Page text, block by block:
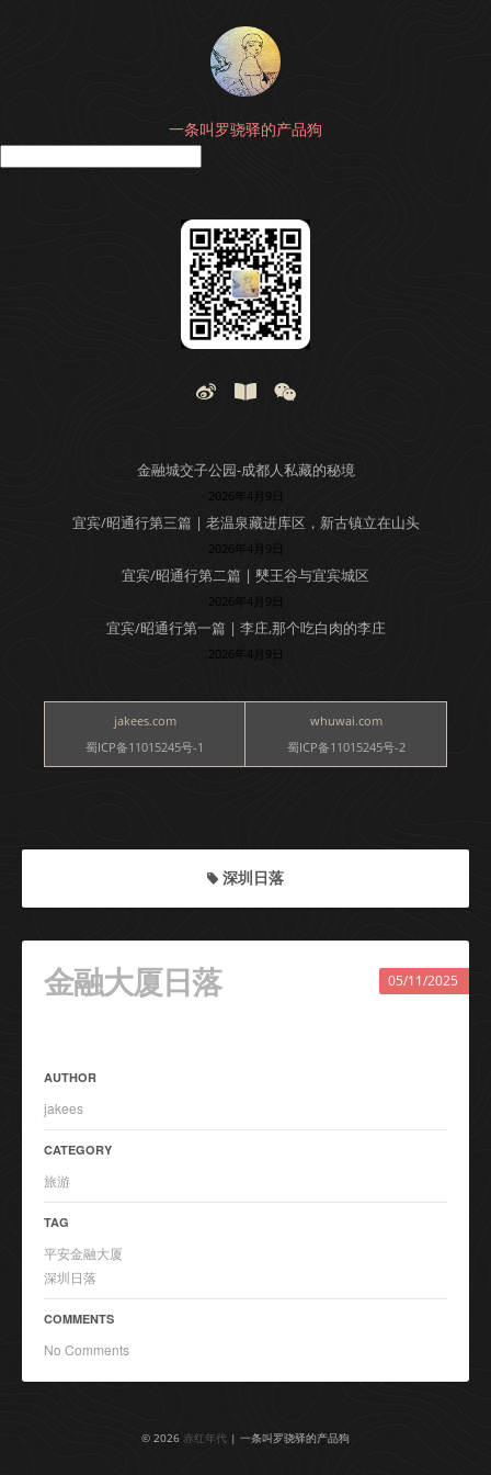
一条叫罗骁驿的产品狗
金融城交子公园-成都人私藏的秘境
2026年4月9日
宜宾/昭通行第三篇 | 老温泉藏进库区，新古镇立在山头
2026年4月9日
宜宾/昭通行第二篇 | 僰王谷与宜宾城区
2026年4月9日
宜宾/昭通行第一篇 | 李庄,那个吃白肉的李庄
2026年4月9日
jakees.com
蜀ICP备11015245号-1
whuwai.com
蜀ICP备11015245号-2
深圳日落
金融大厦日落 05/11/2025
AUTHOR
jakees
CATEGORY
旅游
TAG
平安金融大厦
深圳日落
COMMENTS
No Comments
© 2026 赤红年代 | 一条叫罗骁驿的产品狗